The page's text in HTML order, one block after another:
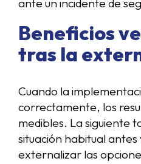
ante un incidente de
Beneficios
tras la
Cuando la
correctamente, los
medibles. La siguiente
situación habitual antes
externalizar las